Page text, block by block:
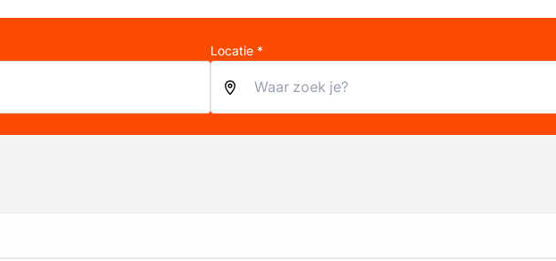
Locatie *